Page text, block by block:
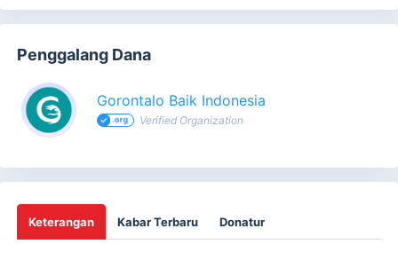
Penggalang Dana
Gorontalo Baik Indonesia
Verified Organization
Keterangan Kabar Terbaru Donatur